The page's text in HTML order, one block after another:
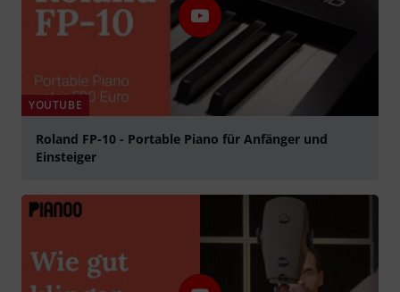
YOUTUBE
Roland FP-10 - Portable Piano für Anfänger und
Einsteiger